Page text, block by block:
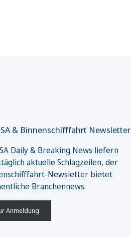
& Binnenschifffahrt Newsletter
Daily & Breaking News liefern
aktuelle Schlagzeilen, der
Newsletter bietet
Branchennews.
Anmeldung